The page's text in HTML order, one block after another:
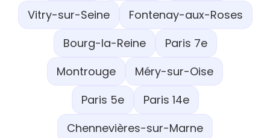
Vitry-sur-Seine
Fontenay-aux-Roses
Bourg-la-Reine
Paris 7e
Montrouge
Méry-sur-Oise
Paris 5e
Paris 14e
Chennevières-sur-Marne